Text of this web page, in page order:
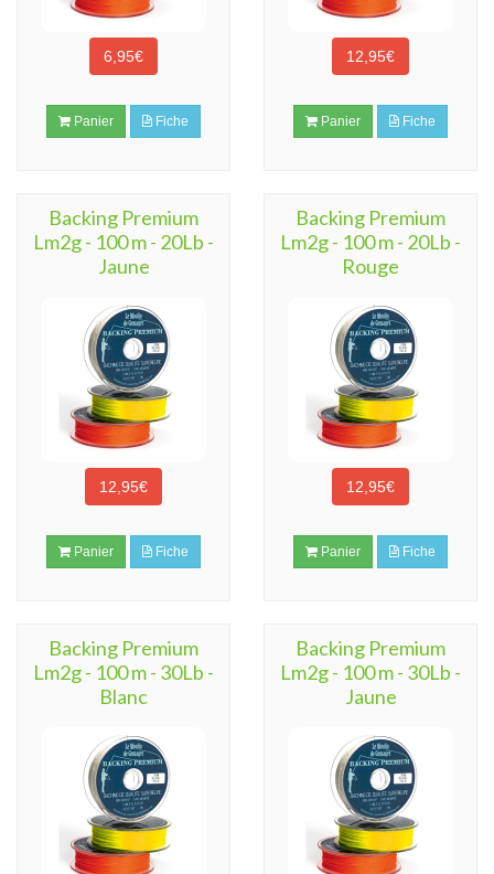
6,95€
Panier Fiche
12,95€
Panier Fiche
Backing Premium
Lm2g - 100 m - 20Lb -
Jaune
12,95€
Panier Fiche
Backing Premium
Lm2g - 100 m - 20Lb -
Rouge
12,95€
Panier Fiche
Backing Premium
Lm2g - 100 m - 30Lb -
Blanc
Backing Premium
Lm2g - 100 m - 30Lb -
Jaune